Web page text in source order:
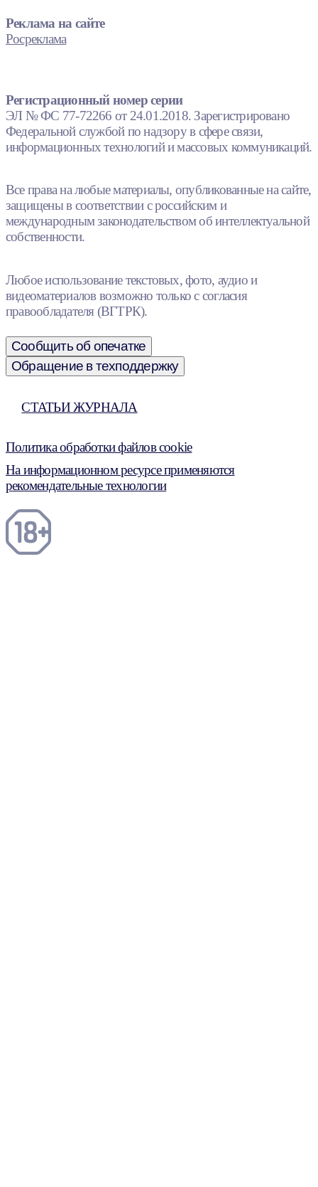
Реклама на сайте
Росреклама
Регистрационный номер серии
ЭЛ № ФС 77-72266 от 24.01.2018. Зарегистрировано
Федеральной службой по надзору в сфере связи,
информационных технологий и массовых коммуникаций.
Все права на любые материалы, опубликованные на сайте,
защищены в соответствии с российским и
международным законодательством об интеллектуальной
собственности.
Любое использование текстовых, фото, аудио и
видеоматериалов возможно только с согласия
правообладателя (ВГТРК).
Сообщить об опечатке
Обращение в техподдержку
СТАТЬИ ЖУРНАЛА
Политика обработки файлов cookie
На информационном ресурсе применяются
рекомендательные технологии